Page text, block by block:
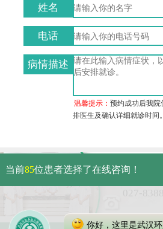
姓名
电话
病情描述
温馨提示：预约成功后我院
排医生及确认详细就诊时间。
武汉市
免费电话
当前85位患者选择了在线咨询！
你好，这里是武汉